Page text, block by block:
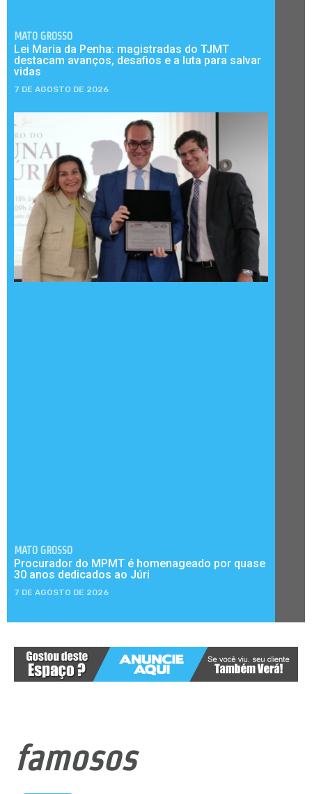
MATO GROSSO
Lei Maria da Penha: magistradas do TJMT
destacam avanços, desafios e a luta para salvar
vidas
7 DE AGOSTO DE 2026
MATO GROSSO
Procurador do MPMT é homenageado por quase
30 anos dedicados ao Júri
7 DE AGOSTO DE 2026
famosos